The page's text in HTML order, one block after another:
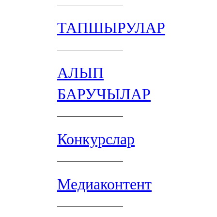
ТАПШЫРУЛАР
АЛЫП
БАРУЧЫЛАР
Конкурслар
Медиаконтент